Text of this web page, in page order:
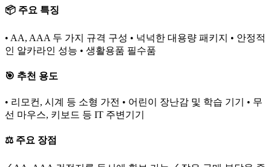
📦 주요 특징
• AA, AAA 두 가지 규격 구성 • 넉넉한 대용량 패키지 • 안정적
인 알카라인 성능 • 생활용품 필수품
🎯 추천 용도
• 리모컨, 시계 등 소형 가전 • 어린이 장난감 및 학습 기기 • 무
선 마우스, 키보드 등 IT 주변기기
⚖️ 주요 장점